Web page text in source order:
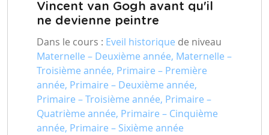
Vincent van Gogh avant qu'il
ne devienne peintre
Dans le cours : Eveil historique de niveau
Maternelle – Deuxième année, Maternelle –
Troisième année, Primaire – Première
année, Primaire – Deuxième année,
Primaire – Troisième année, Primaire –
Quatrième année, Primaire – Cinquième
année, Primaire – Sixième année